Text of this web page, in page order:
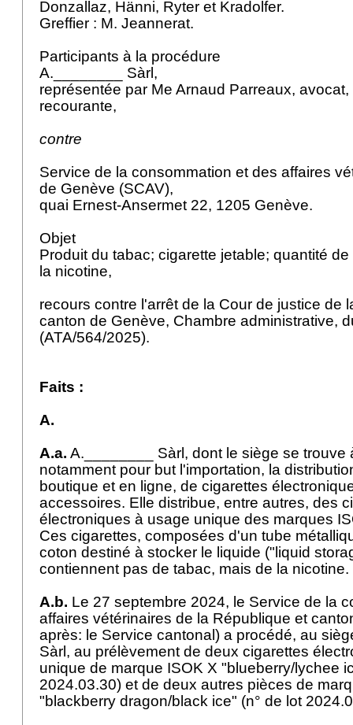
Donzallaz, Hänni, Ryter et Kradolfer.
Greffier : M. Jeannerat.
Participants à la procédure
A.________ Sàrl,
représentée par Me Arnaud Parreaux, avocat,
recourante,
contre
Service de la consommation et des affaires
de Genève (SCAV),
quai Ernest-Ansermet 22, 1205 Genève.
Objet
Produit du tabac; cigarette jetable; quantité
la nicotine,
recours contre l'arrêt de la Cour de justice de
canton de Genève, Chambre administrative,
(ATA/564/2025).
Faits :
A.
A.a. A.________ Sàrl, dont le siège se trouve
notamment pour but l'importation, la
boutique et en ligne, de cigarettes
accessoires. Elle distribue, entre autres, des
électroniques à usage unique des marques
Ces cigarettes, composées d'un tube
coton destiné à stocker le liquide ("liquid
contiennent pas de tabac, mais de la
A.b. Le 27 septembre 2024, le Service de la
affaires vétérinaires de la République et
après: le Service cantonal) a procédé, au
Sàrl, au prélèvement de deux cigarettes
unique de marque ISOK X "blueberry/lychee
2024.03.30) et de deux autres pièces de
"blackberry dragon/black ice" (n° de lot